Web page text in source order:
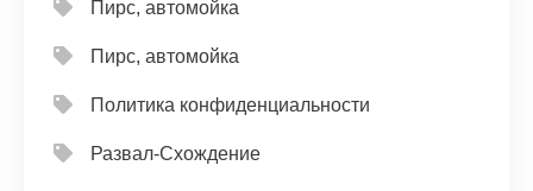
Пирс, автомойка
Пирс, автомойка
Политика конфиденциальности
Развал-Схождение